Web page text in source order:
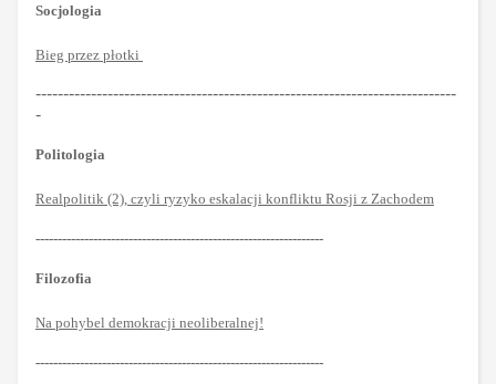
Socjologia
Bieg przez płotki
----------------------------------------------------------------------------
-
Politologia
Realpolitik (2), czyli ryzyko eskalacji konfliktu Rosji z Zachodem
-----------------------------------------------------------------
Filozofia
Na pohybel demokracji neoliberalnej!
-----------------------------------------------------------------